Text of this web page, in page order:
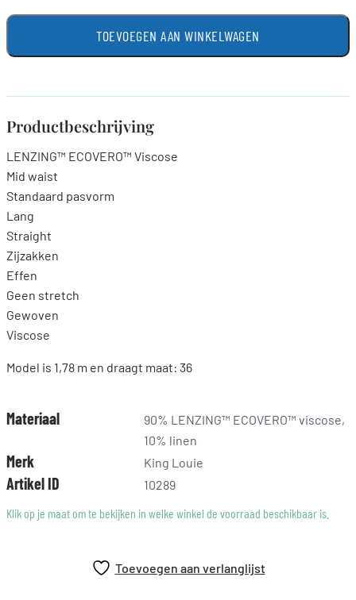
TOEVOEGEN AAN WINKELWAGEN
Productbeschrijving
LENZING™ ECOVERO™ Viscose
Mid waist
Standaard pasvorm
Lang
Straight
Zijzakken
Effen
Geen stretch
Gewoven
Viscose
Model is 1,78 m en draagt maat: 36
Materiaal
90% LENZING™ ECOVERO™ viscose,
10% linen
Merk King Louie
Artikel ID
10289
Klik op je maat om te bekijken in welke winkel de voorraad beschikbaar is.
Toevoegen aan verlanglijst